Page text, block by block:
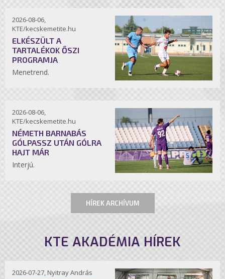
2026-08-06,
KTE/kecskemetite.hu
ELKÉSZÜLT A
TARTALÉKOK ŐSZI
PROGRAMJA
Menetrend.
2026-08-06,
KTE/kecskemetite.hu
NÉMETH BARNABÁS
GÓLPASSZ UTÁN GÓLRA
HAJT MÁR
Interjú.
HÍREK ARCHÍVUM
KTE AKADÉMIA HÍREK
2026-07-27, Nyitray András